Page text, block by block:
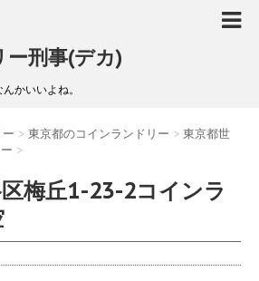
刑事(デカ)
かいいよね。
> 東京都のコインランドリー > 東京都世
>
梅丘1-23-2コインラ